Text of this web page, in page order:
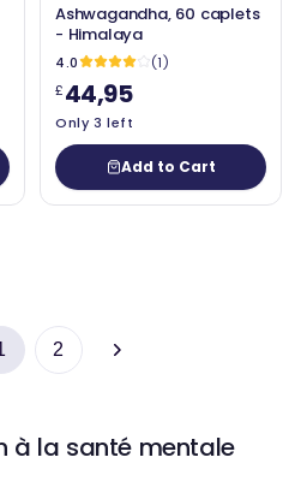
Ashwagandha, 60 caplets
- Himalaya
4.0
(1)
£44,95
Only 3 left
Add to Cart
2
à la santé mentale